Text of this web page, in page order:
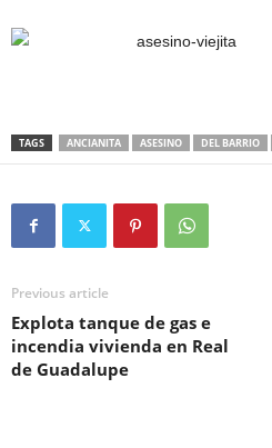
TAGS ANCIANITA ASESINO DEL BARRIO
Previous article
Explota tanque de gas e
incendia vivienda en Real
de Guadalupe